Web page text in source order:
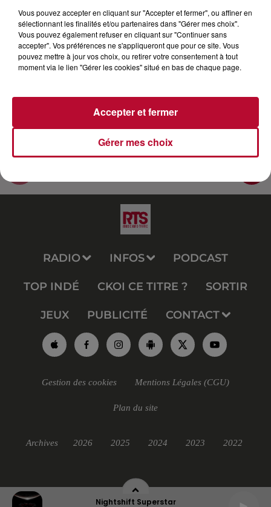
Nightshift Superstar
Pétillante, drôle, talentueuse, les superlatifs ne
manquent pas tant cette jeune femme nous a
marquée. Nos réseaux : Site : https:www.rtsfm.com
Facebook : https://www.facebook.com/rtslaradiodu...
Insta : https://instagram.com/rtslaradiodusud​ Twitter
RADIO INFOS PODCAST
TOP INDÉ CKOI CE TITRE ? SORTIR
JEUX PUBLICITÉ CONTACT
Gestion des cookies Mentions Légales (CGU)
Plan du site
Archives 2026 2025 2024 2023 2022
Vous pouvez accepter en cliquant sur "Accepter et fermer", ou affiner en
sélectionnant les finalités et/ou partenaires dans "Gérer mes choix".
Vous pouvez également refuser en cliquant sur "Continuer sans
accepter". Vos préférences ne s'appliqueront que pour ce site. Vous
pouvez mettre à jour vos choix, ou retirer votre consentement à tout
moment via le lien "Gérer les cookies" situé en bas de chaque page.
Gérer mes choix
Accepter et fermer